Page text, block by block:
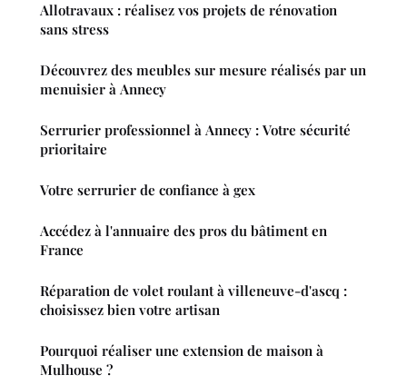
Allotravaux : réalisez vos projets de rénovation
sans stress
Découvrez des meubles sur mesure réalisés par un
menuisier à Annecy
Serrurier professionnel à Annecy : Votre sécurité
prioritaire
Votre serrurier de confiance à gex
Accédez à l'annuaire des pros du bâtiment en
France
Réparation de volet roulant à villeneuve-d'ascq :
choisissez bien votre artisan
Pourquoi réaliser une extension de maison à
Mulhouse ?